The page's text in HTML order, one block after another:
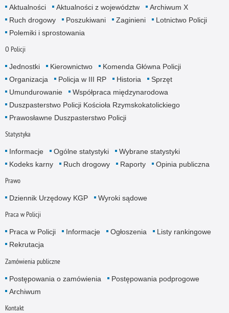
Aktualności Aktualności z województw
Archiwum X
Ruch drogowy
Poszukiwani Zaginieni
Lotnictwo Policji
Polemiki i sprostowania
O Policji
Jednostki Kierownictwo
Komenda Główna Policji
Organizacja
Policja w III RP Historia
Sprzęt
Umundurowanie
Współpraca międzynarodowa
Duszpasterstwo Policji Kościoła Rzymskokatolickiego
Prawosławne Duszpasterstwo Policji
Statystyka
Informacje Ogólne statystyki
Wybrane statystyki
Kodeks karny
Ruch drogowy Raporty Opinia publiczna
Prawo
Dziennik Urzędowy KGP Wyroki sądowe
Praca w Policji
Praca w Policji Informacje Ogłoszenia
Listy rankingowe
Rekrutacja
Zamówienia publiczne
Postępowania o zamówienia
Postępowania podprogowe
Archiwum
Kontakt